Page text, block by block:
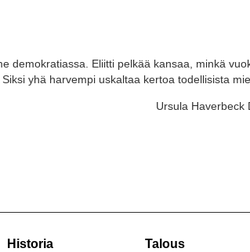
demokratiassa. Eliitti pelkää kansaa, minkä
yhä harvempi uskaltaa kertoa todellisista
Ursula Haverbeck
Historia Talous